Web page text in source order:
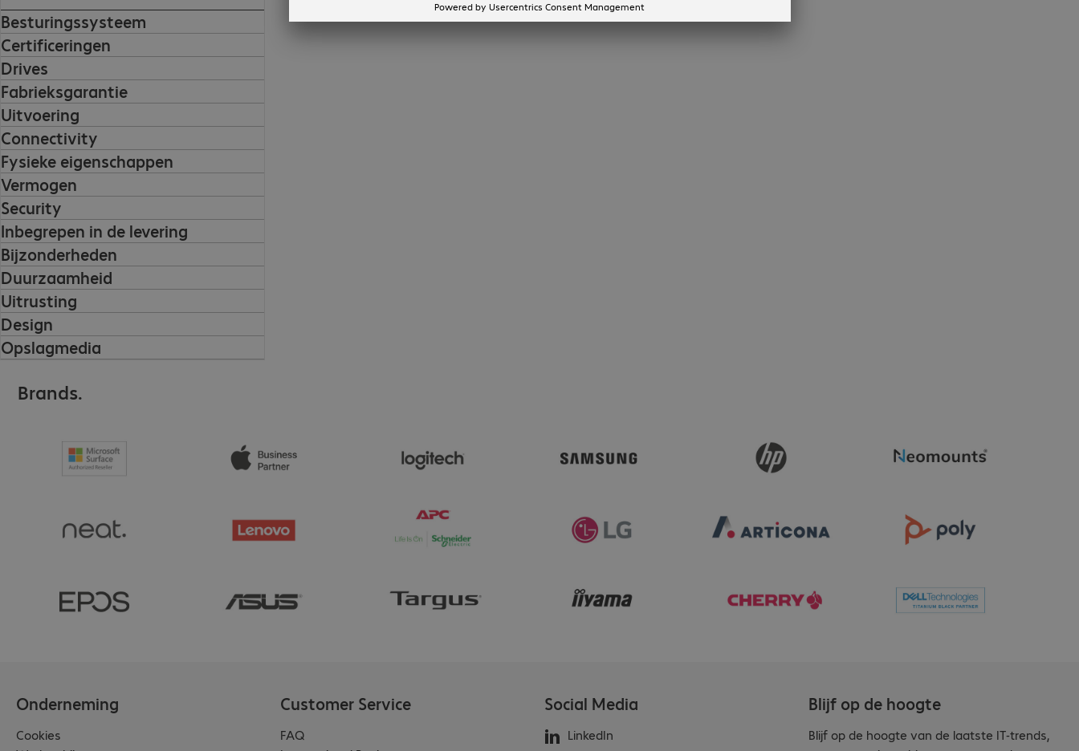
Besturingssysteem
Certificeringen
Drives
Fabrieksgarantie
Uitvoering
Connectivity
Fysieke eigenschappen
Vermogen
Security
Inbegrepen in de levering
Bijzonderheden
Duurzaamheid
Uitrusting
Design
Opslagmedia
Brands.
Onderneming
Cookies
Customer Service
FAQ
Social Media
LinkedIn
Blijf op de hoogte
Blijf op de hoogte van de laatste IT-trends,